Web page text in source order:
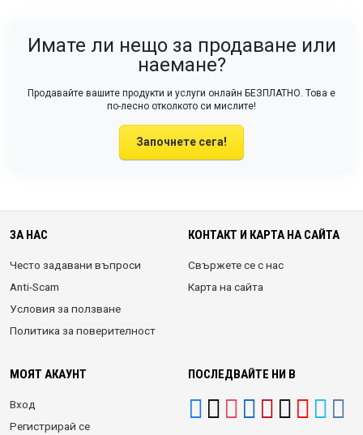
Имате ли нещо за продаване или
наемане?
Продавайте вашите продукти и услуги онлайн БЕЗПЛАТНО. Това е
по-лесно отколкото си мислите!
Започнете сега!
ЗА НАС
Често задавани въпроси
Anti-Scam
Условия за ползване
Политика за поверителност
КОНТАКТ И КАРТА НА САЙТА
Свържете се с нас
Карта на сайта
МОЯТ АКАУНТ
Вход
Регистрирай се
ПОСЛЕДВАЙТЕ НИ В